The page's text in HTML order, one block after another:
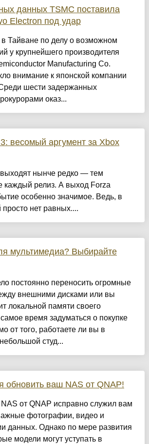
данных TSMC поставила
Electron под удар
Тайване по делу о возможном
у крупнейшего производителя
Manufacturing Co.
внимание к японской компании
шести задержанных
оказ...
весомый аргумент за Xbox
нынче редко — тем
каждый релиз. А выход Forza
особенно значимое. Ведь, в
нет равных....
мультимедиа? Выбирайте
постоянно переносить огромные
внешними дисками или вы
локальной памяти своего
время задуматься о покупке
от того, работаете ли вы в
студ...
обновить ваш NAS от QNAP!
от QNAP исправно служил вам
фотографии, видео и
данных. Однако по мере развития
модели могут уступать в